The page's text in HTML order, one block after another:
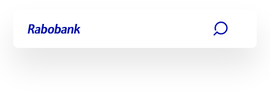
Skip directly to: